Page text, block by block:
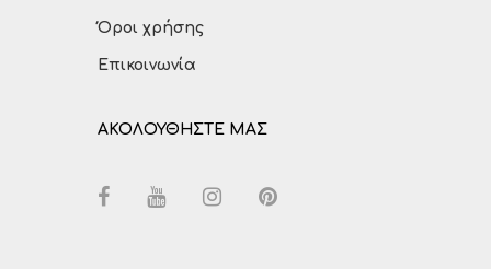
Όροι χρήσης
Επικοινωνία
ΑΚΟΛΟΥΘΗΣΤΕ ΜΑΣ